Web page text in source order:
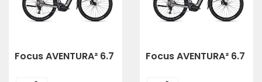
Focus AVENTURA² 6.7 Focus AVENTURA² 6.7